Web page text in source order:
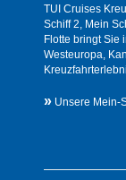
TUI Cruises
Schiff 2, Mein
Flotte bringt Sie
Westeuropa,
» Unsere Mein-